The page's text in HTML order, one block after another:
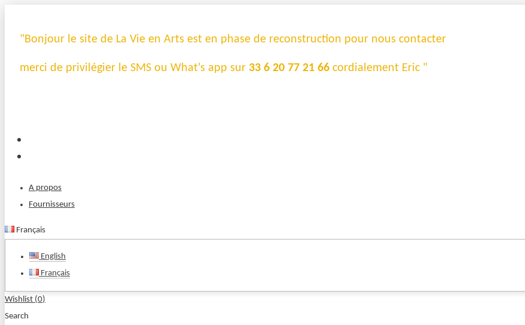
"Bonjour le site de La Vie en Arts est en phase de reconstruction pour nous contacter
merci de privilégier le SMS ou What's app sur 33 6 20 77 21 66 cordialement Eric "
A propos
Fournisseurs
Français
English
Français
Wishlist (0)
Search